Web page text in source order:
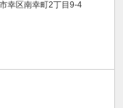
幸区南幸町2丁目9-4